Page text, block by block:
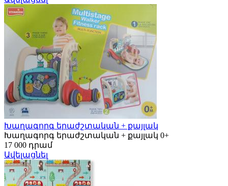
Խաղագորգ երաժշտական + քայլակ
Խաղագորգ երաժշտական + քայլակ 0+
17 000 դրամ
Ավելացնել